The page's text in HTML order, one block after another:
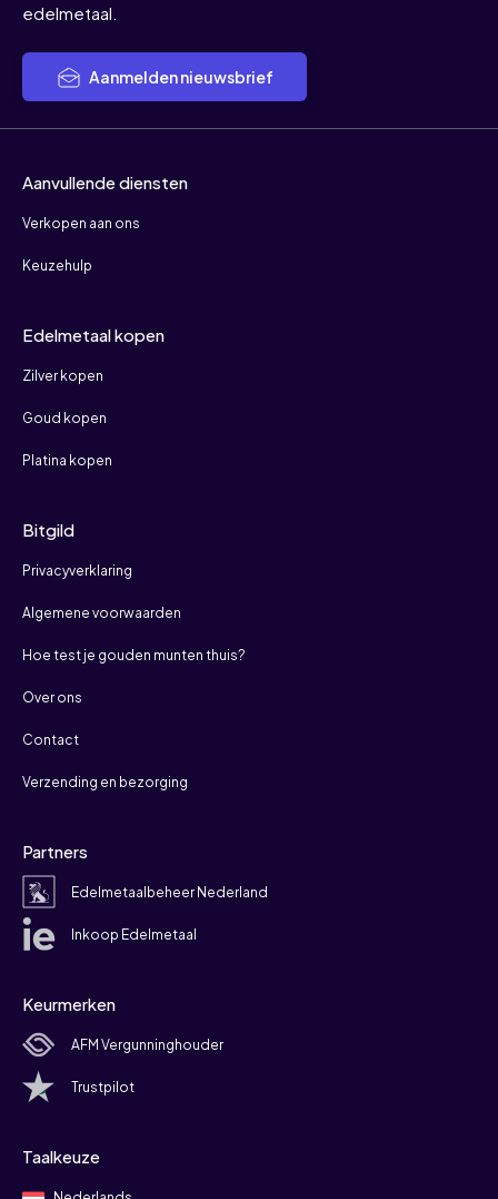
edelmetaal.
Aanmelden nieuwsbrief
Aanvullende diensten
Verkopen aan ons
Keuzehulp
Edelmetaal kopen
Zilver kopen
Goud kopen
Platina kopen
Bitgild
Privacyverklaring
Algemene voorwaarden
Hoe test je gouden munten thuis?
Over ons
Contact
Verzending en bezorging
Partners
Edelmetaalbeheer Nederland
Inkoop Edelmetaal
Keurmerken
AFM Vergunninghouder
Trustpilot
Taalkeuze